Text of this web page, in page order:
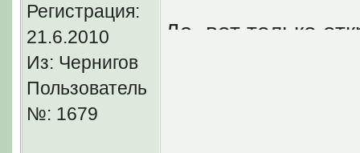
Регистрация:
21.6.2010
Из: Чернигов
Пользователь
№: 1679
Да, вот только